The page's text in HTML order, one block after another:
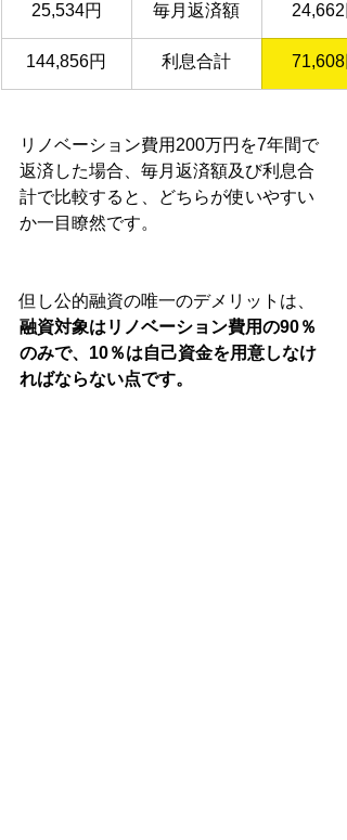
25,534円 毎月返済額 24,662
144,856円 利息合計 71,608
リノベーション費用200万円を7年間で
返済した場合、毎月返済額及び利息合
計で比較すると、どちらが使いやすい
か一目瞭然です。
但し公的融資の唯一のデメリットは、
融資対象はリノベーション費用の90％
のみで、10％は自己資金を用意しなけ
ればならない点です。